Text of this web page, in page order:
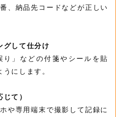
、納品先コードなどが正しい
グして仕分け
」などの付箋やシールを貼
にします。
て）
や専用端末で撮影して記録に